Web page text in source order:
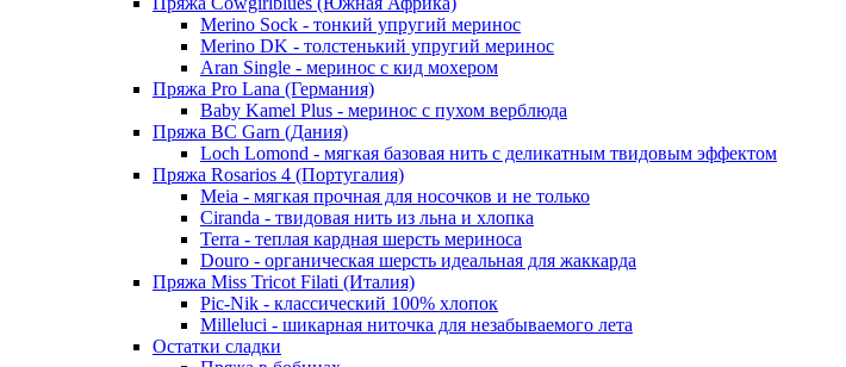
Merino Sock - тонкий упругий меринос
Merino DK - толстенький упругий меринос
Aran Single - меринос с кид мохером
Пряжа Pro Lana (Германия)
Baby Kamel Plus - меринос с пухом верблюда
Пряжа BC Garn (Дания)
Loch Lomond - мягкая базовая нить с деликатным твидовым эффектом
Пряжа Rosarios 4 (Португалия)
Meia - мягкая прочная для носочков и не только
Ciranda - твидовая нить из льна и хлопка
Terra - теплая кардная шерсть мериноса
Douro - органическая шерсть идеальная для жаккарда
Пряжа Miss Tricot Filati (Италия)
Pic-Nik - классический 100% хлопок
Milleluci - шикарная ниточка для незабываемого лета
Остатки сладки